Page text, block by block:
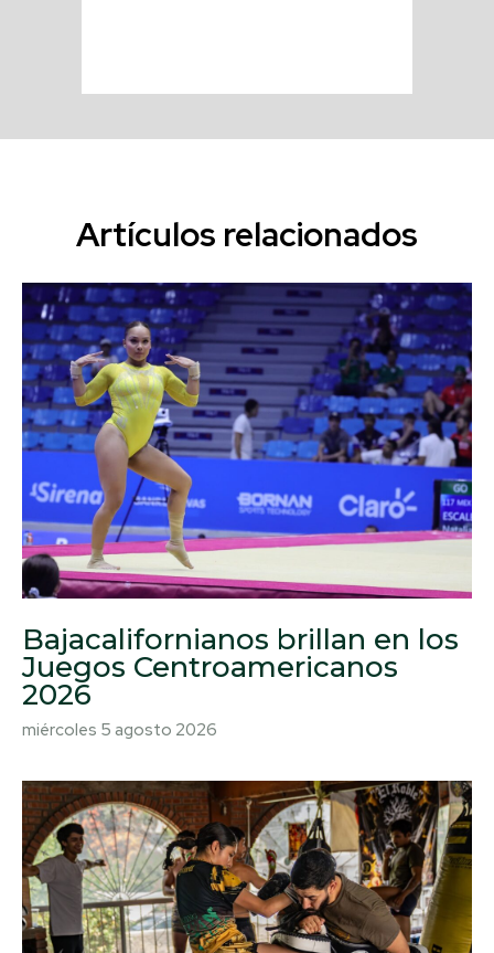
Artículos relacionados
Bajacalifornianos brillan en los
Juegos Centroamericanos
2026
miércoles 5 agosto 2026